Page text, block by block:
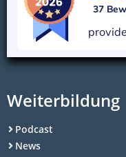
37
Weiterbildung
Podcast
News